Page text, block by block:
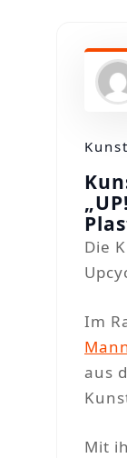
Die
Im
aus
Mit